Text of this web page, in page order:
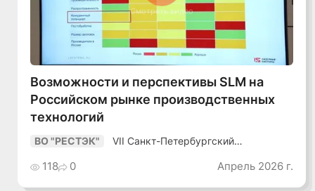
Смотреть видео
Возможности и перспективы SLM на
Российском рынке производственных
технологий
ВО "РЕСТЭК"
VII Санкт-Петербургский
118 0 Апрель 2026 г.